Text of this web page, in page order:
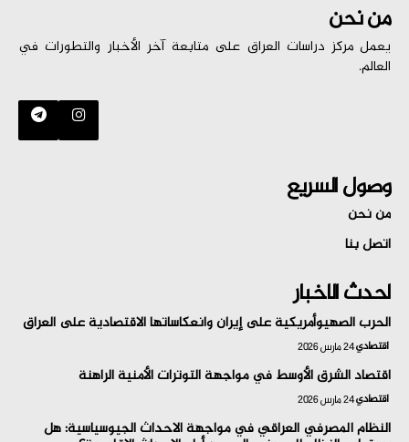
من نحن
يعمل مركز دراسات العراق على متابعة آخر الأخبار والتطورات في
العالم.
وصول السريع
من نحن
اتصل بنا
احدث الاخبار
الحرب الصهيوأمريكية على إيران وانعكاساتها الاقتصادية على العراق
اقتصادي24 مارس 2026
اقتصاد الشرق الأوسط في مواجهة التوترات الأمنية الراهنة
اقتصادي24 مارس 2026
النظام المصرفي العراقي في مواجهة الاحداث الجيوسياسية: هل